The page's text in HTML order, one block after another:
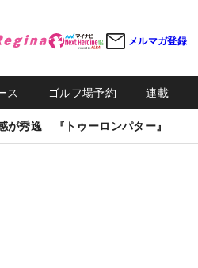
メルマガ登録
ス ゴルフ場予約 連載
が秀逸 『トゥーロンパター』